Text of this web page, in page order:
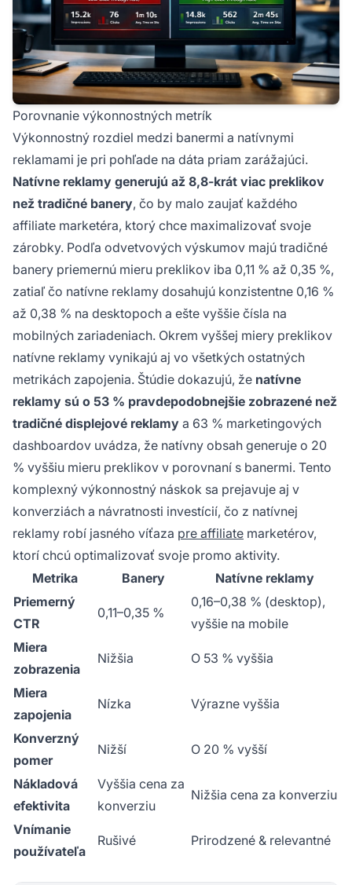
Porovnanie výkonnostných metrík
Výkonnostný rozdiel medzi banermi a natívnymi
reklamami je pri pohľade na dáta priam zarážajúci.
Natívne reklamy generujú až 8,8-krát viac preklikov
než tradičné banery, čo by malo zaujať každého
affiliate marketéra, ktorý chce maximalizovať svoje
zárobky. Podľa odvetvových výskumov majú tradičné
banery priemernú mieru preklikov iba 0,11 % až 0,35 %,
zatiaľ čo natívne reklamy dosahujú konzistentne 0,16 %
až 0,38 % na desktopoch a ešte vyššie čísla na
mobilných zariadeniach. Okrem vyššej miery preklikov
natívne reklamy vynikajú aj vo všetkých ostatných
metrikách zapojenia. Štúdie dokazujú, že natívne
reklamy sú o 53 % pravdepodobnejšie zobrazené než
tradičné displejové reklamy a 63 % marketingových
dashboardov uvádza, že natívny obsah generuje o 20
% vyššiu mieru preklikov v porovnaní s banermi. Tento
komplexný výkonnostný náskok sa prejavuje aj v
konverziách a návratnosti investícií, čo z natívnej
reklamy robí jasného víťaza pre affiliate marketérov,
ktorí chcú optimalizovať svoje promo aktivity.
Metrika
Banery
Natívne reklamy
Priemerný
CTR
0,11–0,35 %
0,16–0,38 % (desktop),
vyššie na mobile
Miera
zobrazenia
Nižšia O 53 % vyššia
Miera
zapojenia
Nízka Výrazne vyššia
Konverzný
pomer
Nižší O 20 % vyšší
Nákladová
efektivita
Vyššia cena za
konverziu
Nižšia cena za konverziu
Vnímanie
používateľa
Rušivé Prirodzené & relevantné